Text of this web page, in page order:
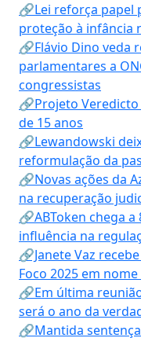
🔗Lei reforça papel
proteção à infância
🔗Flávio Dino veda
parlamentares a
congressistas
🔗Projeto Veredicto
de 15 anos
🔗Lewandowski
reformulação da
🔗Novas ações da
na recuperação
🔗ABToken chega a
influência na
🔗Janete Vaz
Foco 2025 em
🔗Em última
será o ano da
🔗Mantida